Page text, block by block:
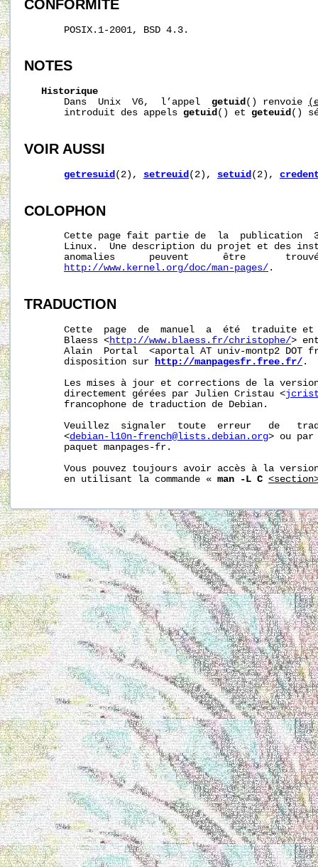
CONFORMITÉ
       POSIX.1-2001, BSD 4.3.
NOTES
Historique
       Dans  Unix  V6,  l’appel
getuid() renvoie
       introduit des appels
getuid() et geteuid()
VOIR AUSSI
getresuid (2), setreuid (2), setuid (2),
COLOPHON
Cette page fait partie de  la  publication
Linux.  Une description du projet et des
anomalies      peuvent      être
http://www.kernel.org/doc/man-pages/ .
TRADUCTION
Cette  page  de  manuel  a  été  traduite
       Blaess <
http://www.blaess.fr/christophe/>
Alain  Portal  <aportal AT univ-montp2 DOT
       disposition sur
http://manpagesfr.free.fr/ .
Les mises à jour et corrections de la
       directement gérées par Julien Cristau <
       francophone de traduction de Debian.
Veuillez  signaler  toute  erreur   de
       <
debian-l10n-french@lists.debian.org> ou par
       paquet manpages-fr.
Vous pouvez toujours avoir accès à la
       en utilisant la commande «
man -L C